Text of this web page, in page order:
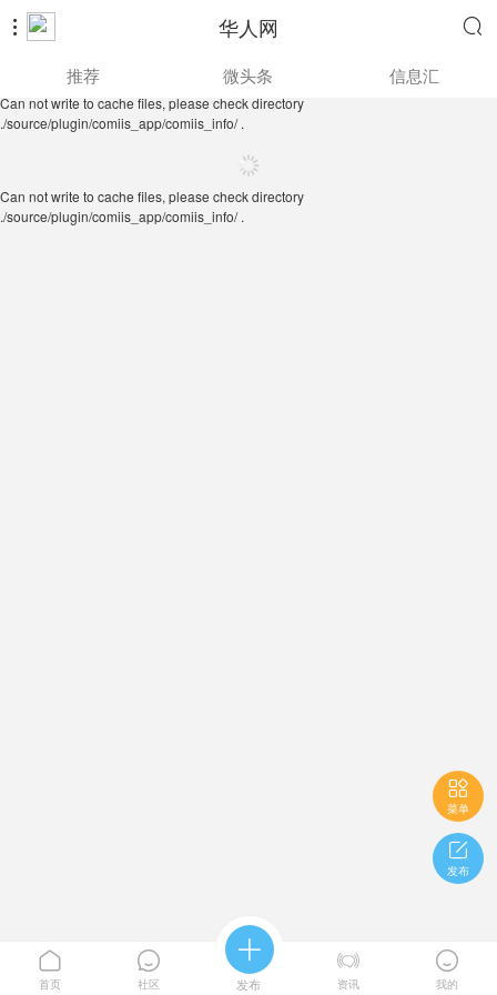
 华人网 
./source/plugin/comiis_app/comiis_info/ .
推荐 微头条 信息汇
Can not write to cache files, please check directory
./source/plugin/comiis_app/comiis_info/ .

菜单

发布

首页

社区

发布

资讯

我的
Can not write to cache files, please check directory
./source/plugin/comiis_app/comiis_info/ .